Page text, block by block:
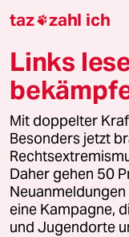
K kurtka
Das
für
taz zahl ich
Links
Mit doppelter
Besonders jetzt
Daher gehen 50
Neuanmeldungen
eine Kampagne,
und Jugendorte